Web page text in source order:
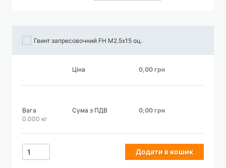
Гвинт запресовочний FH М2.5х15 оц.
Ціна 0,00 грн
Вага
0.000 кг
Сума з ПДВ 0,00 грн
Додати в кошик